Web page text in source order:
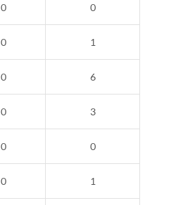
0 0
0 1
0 6
0 3
0 0
0 1